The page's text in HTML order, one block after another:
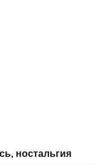
ностальгия